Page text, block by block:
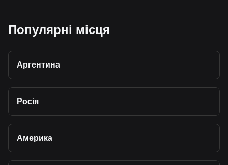
Популярні місця
Аргентина
Росія
Америка